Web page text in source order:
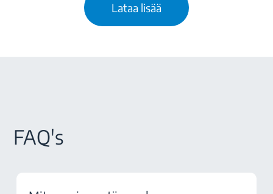
Lataa lisää
FAQ's